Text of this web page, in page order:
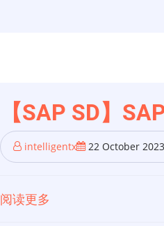
步
骤
创
建
【SAP SD】
intelligentx 22 October 2023
阅读更多